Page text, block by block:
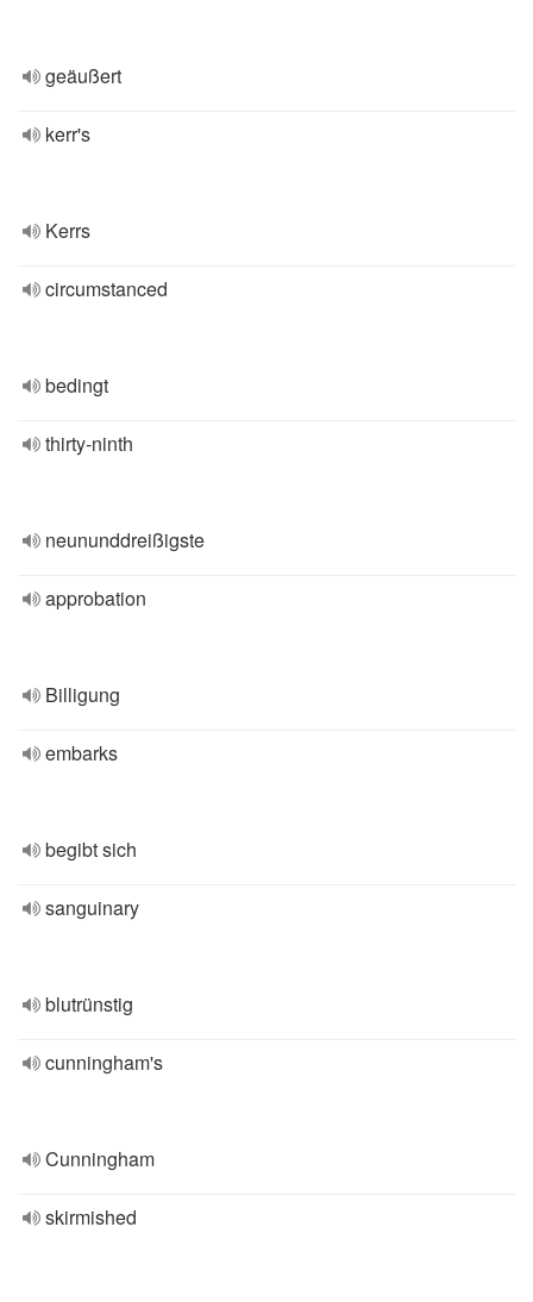
geäußert
kerr's
Kerrs
circumstanced
bedingt
thirty-ninth
neununddreißigste
approbation
Billigung
embarks
begibt sich
sanguinary
blutrünstig
cunningham's
Cunningham
skirmished